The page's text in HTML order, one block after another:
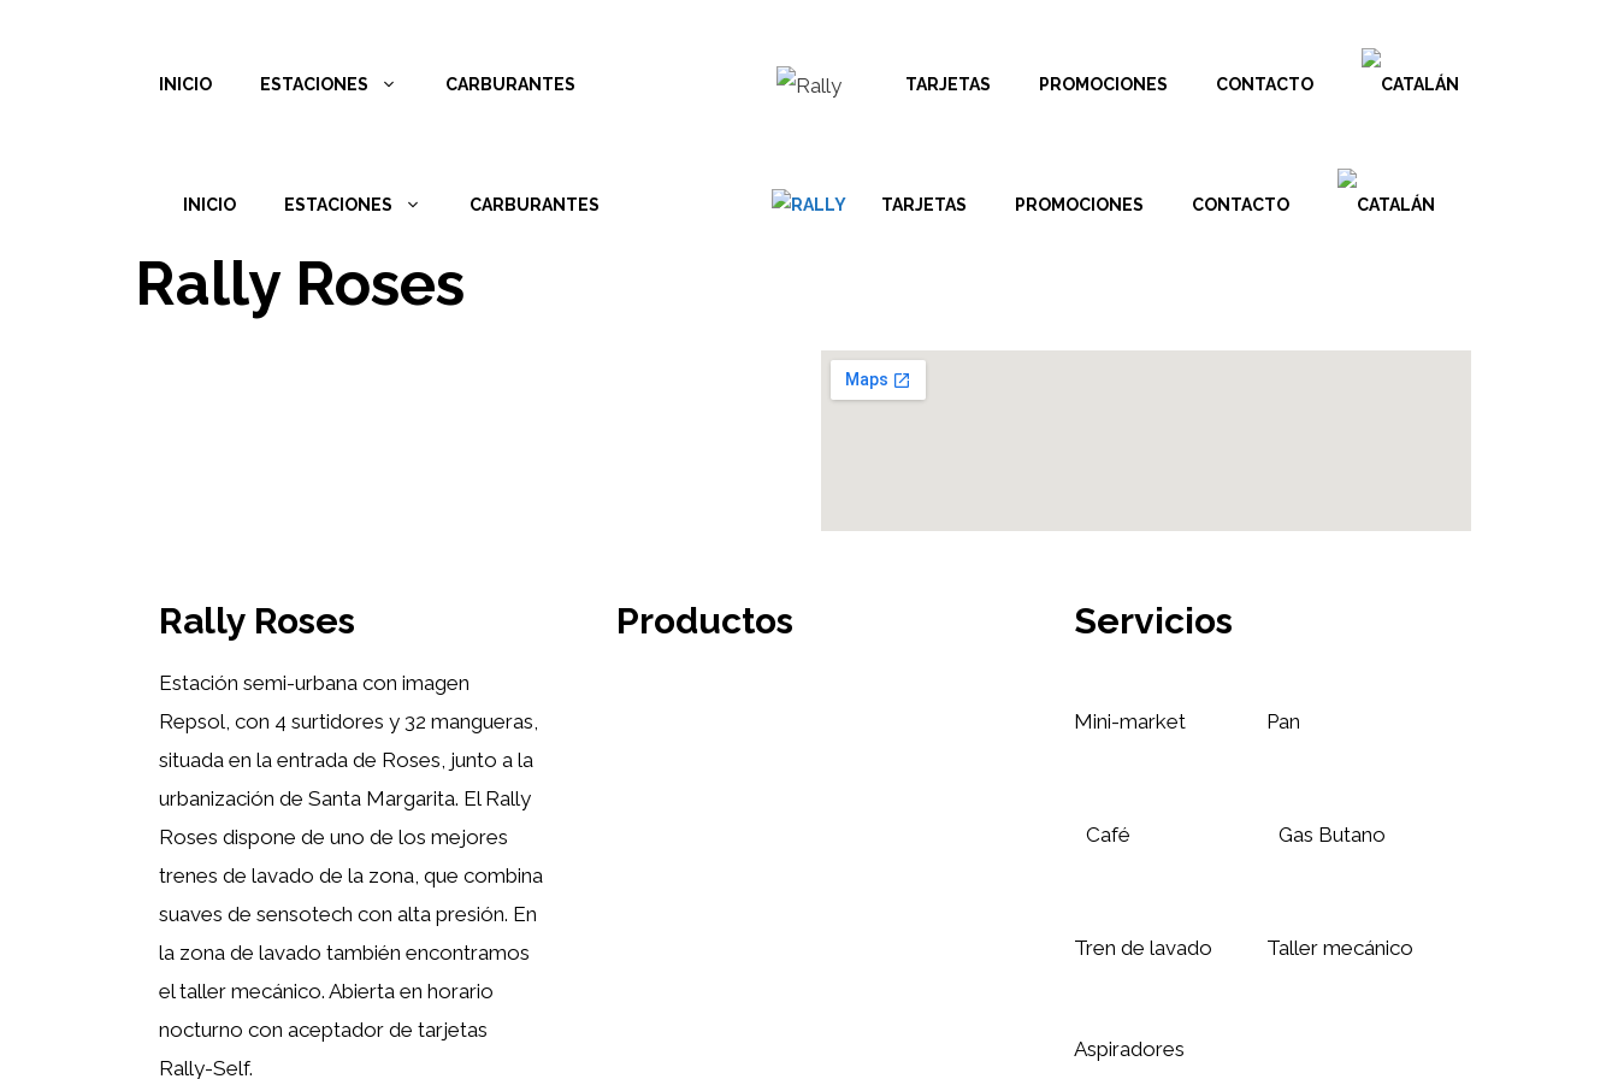
INICIO ESTACIONES CARBURANTES TARJETAS PROMOCIONES CONTACTO
INICIO ESTACIONES CARBURANTES TARJETAS PROMOCIONES CONTACTO
Rally Roses
Rally Roses
Estación semi-urbana con imagen
Repsol, con 4 surtidores y 32 mangueras,
situada en la entrada de Roses, junto a la
urbanización de Santa Margarita. El Rally
Roses dispone de uno de los mejores
trenes de lavado de la zona, que combina
suaves de sensotech con alta presión. En
la zona de lavado también encontramos
el taller mecánico. Abierta en horario
nocturno con aceptador de tarjetas
Rally-Self.
Productos Servicios
Mini-market Pan
Café Gas Butano
Tren de lavado Taller mecánico
Aspiradores